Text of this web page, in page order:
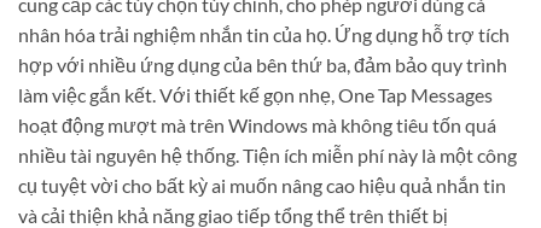
nhân hóa trải nghiệm nhắn tin của họ. Ứng dụng hỗ trợ tích
hợp với nhiều ứng dụng của bên thứ ba, đảm bảo quy trình
làm việc gắn kết. Với thiết kế gọn nhẹ, One Tap Messages
hoạt động mượt mà trên Windows mà không tiêu tốn quá
nhiều tài nguyên hệ thống. Tiện ích miễn phí này là một công
cụ tuyệt vời cho bất kỳ ai muốn nâng cao hiệu quả nhắn tin
và cải thiện khả năng giao tiếp tổng thể trên thiết bị